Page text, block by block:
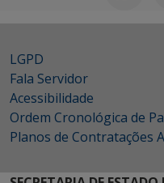
LGPD
Fala Servidor
Acessibilidade
Ordem Cronológica de
Planos de Contratações